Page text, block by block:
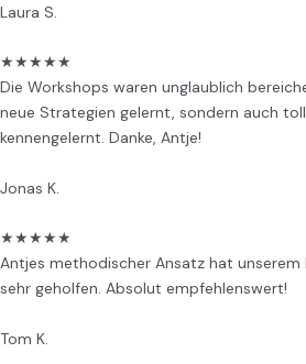
Laura S.
★★★★★
Die Workshops waren unglaublich
neue Strategien gelernt, sondern auch
kennengelernt. Danke, Antje!
Jonas K.
★★★★★
Antjes methodischer Ansatz hat unserem
sehr geholfen. Absolut empfehlenswert!
Tom K.